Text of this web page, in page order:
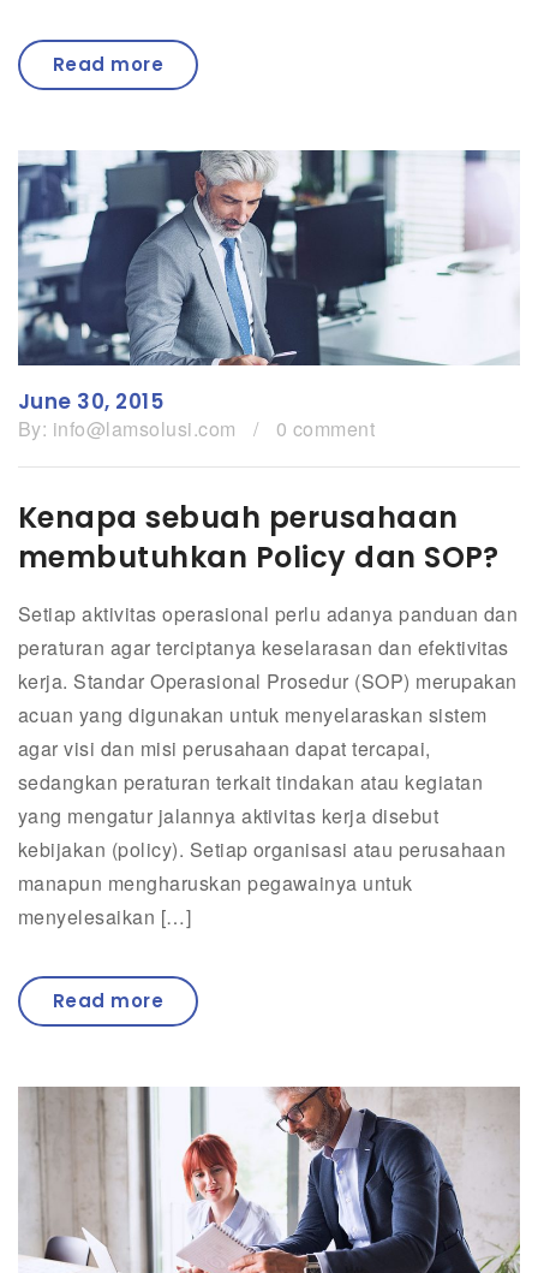
Read more
June 30, 2015
By: info@lamsolusi.com / 0 comment
Kenapa sebuah perusahaan
membutuhkan Policy dan SOP?
Setiap aktivitas operasional perlu adanya panduan dan
peraturan agar terciptanya keselarasan dan efektivitas
kerja. Standar Operasional Prosedur (SOP) merupakan
acuan yang digunakan untuk menyelaraskan sistem
agar visi dan misi perusahaan dapat tercapai,
sedangkan peraturan terkait tindakan atau kegiatan
yang mengatur jalannya aktivitas kerja disebut
kebijakan (policy). Setiap organisasi atau perusahaan
manapun mengharuskan pegawainya untuk
menyelesaikan […]
Read more